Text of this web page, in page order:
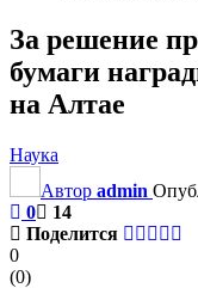
За решение
бумаги
на Алтае
Наука
Автор admin
0
14
Поделится
0
(0)